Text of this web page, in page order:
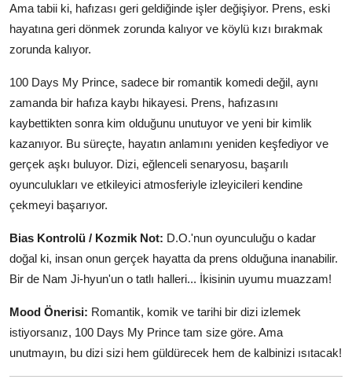
Ama tabii ki, hafızası geri geldiğinde işler değişiyor. Prens, eski
hayatına geri dönmek zorunda kalıyor ve köylü kızı bırakmak
zorunda kalıyor.
100 Days My Prince, sadece bir romantik komedi değil, aynı
zamanda bir hafıza kaybı hikayesi. Prens, hafızasını
kaybettikten sonra kim olduğunu unutuyor ve yeni bir kimlik
kazanıyor. Bu süreçte, hayatın anlamını yeniden keşfediyor ve
gerçek aşkı buluyor. Dizi, eğlenceli senaryosu, başarılı
oyunculukları ve etkileyici atmosferiyle izleyicileri kendine
çekmeyi başarıyor.
Bias Kontrolü / Kozmik Not: D.O.'nun oyunculuğu o kadar
doğal ki, insan onun gerçek hayatta da prens olduğuna inanabilir.
Bir de Nam Ji-hyun'un o tatlı halleri... İkisinin uyumu muazzam!
Mood Önerisi: Romantik, komik ve tarihi bir dizi izlemek
istiyorsanız, 100 Days My Prince tam size göre. Ama
unutmayın, bu dizi sizi hem güldürecek hem de kalbinizi ısıtacak!